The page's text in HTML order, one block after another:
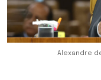
Alexandre